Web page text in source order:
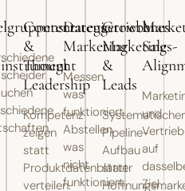
Content
&
Thought
Leadership
Kompetenz
zeigen
statt
Produktdatenblätter
verteilen.
Datengetriebenes
Marketing
Messen,
was
funktioniert.
Abstellen,
was
nicht
funktioniert.
Growth
Marketing
&
Leads
Systematischer
Pipeline-
Aufbau
statt
Sales-
und
Vertrieb
auf
Ziel